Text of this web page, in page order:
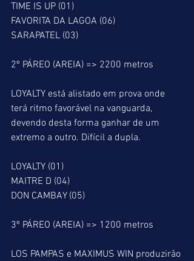
TIME IS UP (01)
FAVORITA DA LAGOA (06)
SARAPATEL (03)
2º PÁREO (AREIA) => 2200 metros
LOYALTY está alistado em prova onde
terá ritmo favorável na vanguarda,
devendo desta forma ganhar de um
extremo a outro. Difícil a dupla.
LOYALTY (01)
MAITRE D (04)
DON CAMBAY (05)
3º PÁREO (AREIA) => 1200 metros
LOS PAMPAS e MAXIMUS WIN produzirão